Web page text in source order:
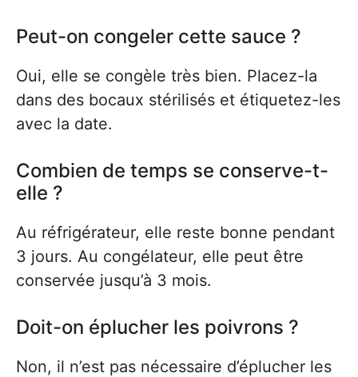
Peut-on congeler cette sauce ?
Oui, elle se congèle très bien. Placez-la
dans des bocaux stérilisés et étiquetez-les
avec la date.
Combien de temps se conserve-t-
elle ?
Au réfrigérateur, elle reste bonne pendant
3 jours. Au congélateur, elle peut être
conservée jusqu’à 3 mois.
Doit-on éplucher les poivrons ?
Non, il n’est pas nécessaire d’éplucher les